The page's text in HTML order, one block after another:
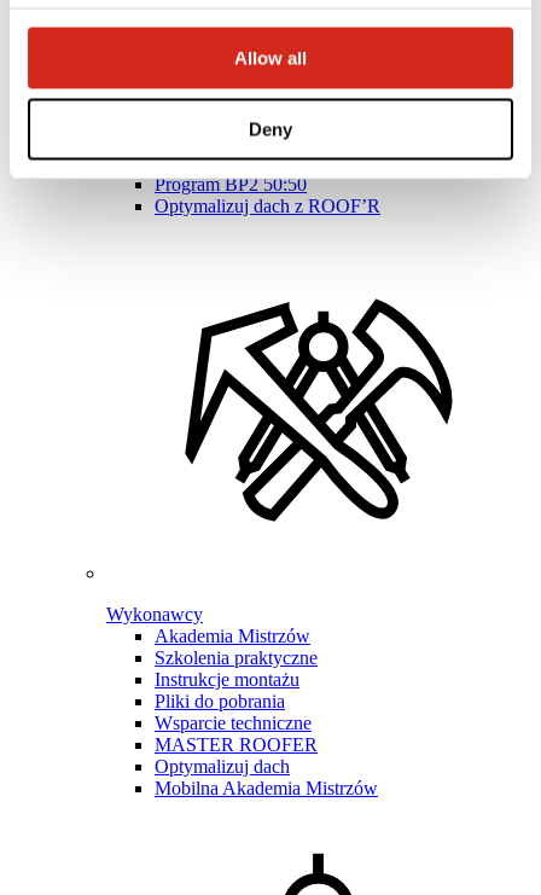
Allow all
Deny
Program Lojalnościowy BPoints
Strefa klienta – eProfil
Pliki do pobrania
Oferta marketingowa
Program BP2 50:50
Optymalizuj dach z ROOF’R
Wykonawcy
Akademia Mistrzów
Szkolenia praktyczne
Instrukcje montażu
Pliki do pobrania
Wsparcie techniczne
MASTER ROOFER
Optymalizuj dach
Mobilna Akademia Mistrzów